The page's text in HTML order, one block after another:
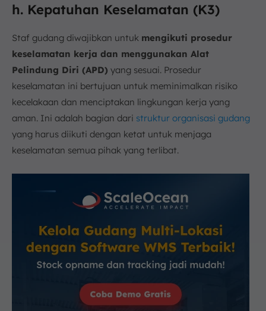
h. Kepatuhan Keselamatan (K3)
Staf gudang diwajibkan untuk mengikuti prosedur
keselamatan kerja dan menggunakan Alat
Pelindung Diri (APD) yang sesuai. Prosedur
keselamatan ini bertujuan untuk meminimalkan risiko
kecelakaan dan menciptakan lingkungan kerja yang
aman. Ini adalah bagian dari struktur organisasi gudang
yang harus diikuti dengan ketat untuk menjaga
keselamatan semua pihak yang terlibat.